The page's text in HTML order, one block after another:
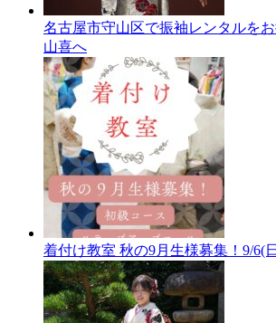
名古屋市守山区で振袖レンタルを
山喜へ
着付け教室 秋の9月生様募集！9/6(